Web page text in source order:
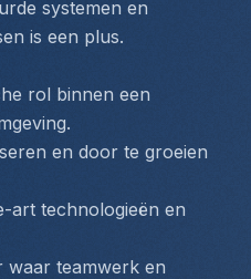
systemen en
is een plus.
rol binnen een
en door te groeien
art technologieën en
waar teamwerk en